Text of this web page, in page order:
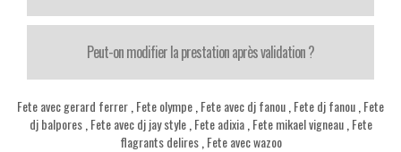
Peut-on modifier la prestation après validation ?
Fete avec gerard ferrer Fete olympe Fete avec dj fanou Fete dj fanou Fete
dj balpores, Fete avec dj jay style, Fete adixia, Fete mikael vigneau, Fete
flagrants delires, Fete avec wazoo